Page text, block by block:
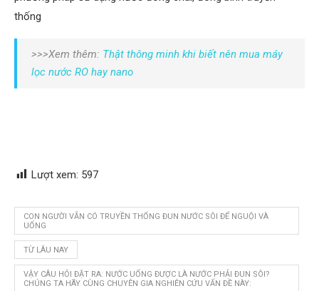
thống
>>>Xem thêm: Thật thông minh khi biết nên mua máy
lọc nước RO hay nano
Lượt xem: 597
CON NGƯỜI VẪN CÓ TRUYỀN THỐNG ĐUN NƯỚC SÔI ĐỂ NGUỘI VÀ
UỐNG
TỪ LÂU NAY
VẬY CÂU HỎI ĐẶT RA: NƯỚC UỐNG ĐƯỢC LÀ NƯỚC PHẢI ĐUN SÔI?
CHÚNG TA HÃY CÙNG CHUYÊN GIA NGHIÊN CỨU VẤN ĐỀ NÀY: